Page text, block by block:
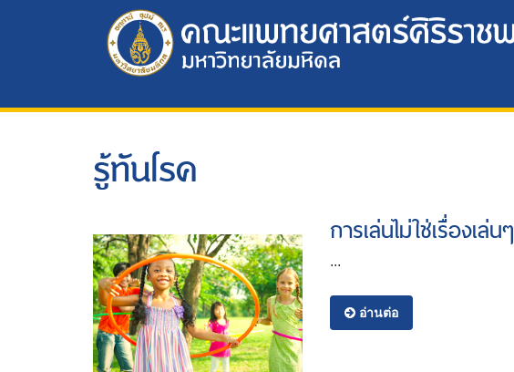
รู้ทันโรค
การเล่นไม่ใช่เรื่องเล่นๆ
...
อ่านต่อ